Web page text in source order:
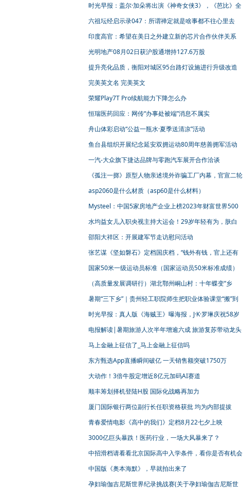
时光早报：盖尔·加朵将出演《神奇女侠3》，《芭比》全
六祖坛经启示录047：所谓禅定就是啥事都不往心里去
印度高官：希望在美日之外建立新的芯片合作伙伴关系
光明地产08月02日获沪股通增持127.6万股
提升亮化品质，衡阳对城区95台路灯设施进行升级改造
完美英文名 完美英文
荣耀Play7T Pro续航能力下降怎么办
恒瑞医药回应：网传“办事处被端”消息不属实
舟山体彩启动“公益一瓶水·夏季送清凉”活动
鱼台县组织开展纪念延安双拥运动80周年慈善拥军活动
一汽-大众旗下捷达品牌与零跑汽车展开合作洽谈
《孤注一掷》原型人物亲述境外诈骗工厂内幕，官宣二轮
asp2060是什么材质（asp60是什么材料）
Mysteel：中国5家房地产企业上榜2023年财富世界500
水均益女儿入职央视主持大运会！29岁年轻有为，肤白
邵阳大祥区：开展建军节走访慰问活动
张艺谋《坚如磐石》定档国庆档，“钱外有钱，官上还有
国家50米一级运动员标准（国家运动员50米标准成绩）
（高质量发展调研行）湖北鄂州峒山村：十年蝶变“乡
暑期“三下乡”｜贵州轻工职院师生把职业体验课堂“搬”到
时光早报：真人版《海贼王》曝海报，J·K·罗琳庆祝58岁
电报解读|暑期旅游人次半年增逾六成 旅游复苏带动龙头
马上金融上征信了_马上金融上征信吗
东方甄选App直播瞬间破亿 一天销售额突破1750万
大动作！3倍牛股定增近8亿元加码AI赛道
顺丰筹划择机登陆H股 国际化战略再加力
厦门国际银行两位副行长任职资格获批 均为内部提拔
青春爱情电影《高中的我们》定档8月22七夕上映
3000亿巨头暴跌！医药行业，一场大风暴来了？
中招滑档请看看北京国际高中入学条件，看你是否有机会
中国版《奥本海默》，早就拍出来了
孕妇瑜伽吉尼斯世界纪录挑战赛(关于孕妇瑜伽吉尼斯世